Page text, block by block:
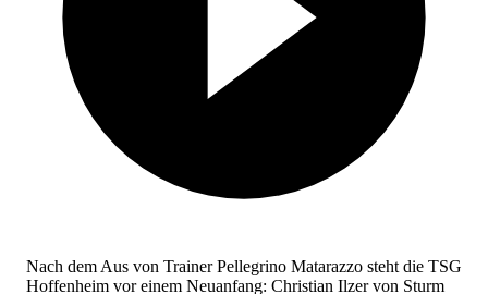
Nach dem Aus von Trainer Pellegrino Matarazzo steht die TSG
Hoffenheim vor einem Neuanfang: Christian Ilzer von Sturm